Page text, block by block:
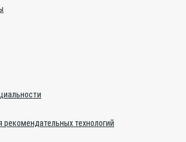
рекомендательных технологий